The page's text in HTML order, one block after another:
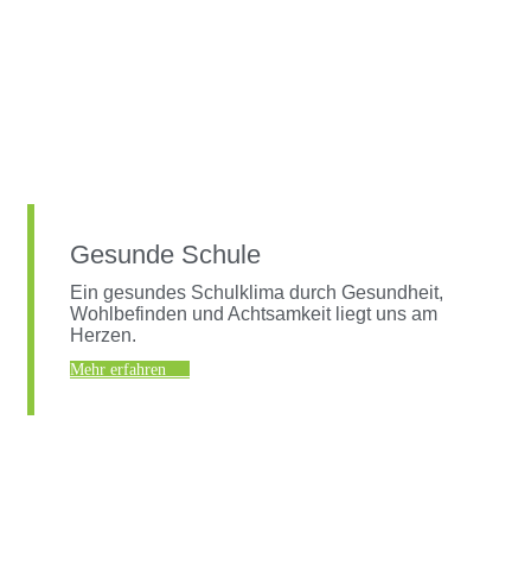
Gesunde Schule
Ein gesundes Schulklima durch Gesundheit,
Wohlbefinden und Achtsamkeit liegt uns am
Herzen.
Mehr erfahren